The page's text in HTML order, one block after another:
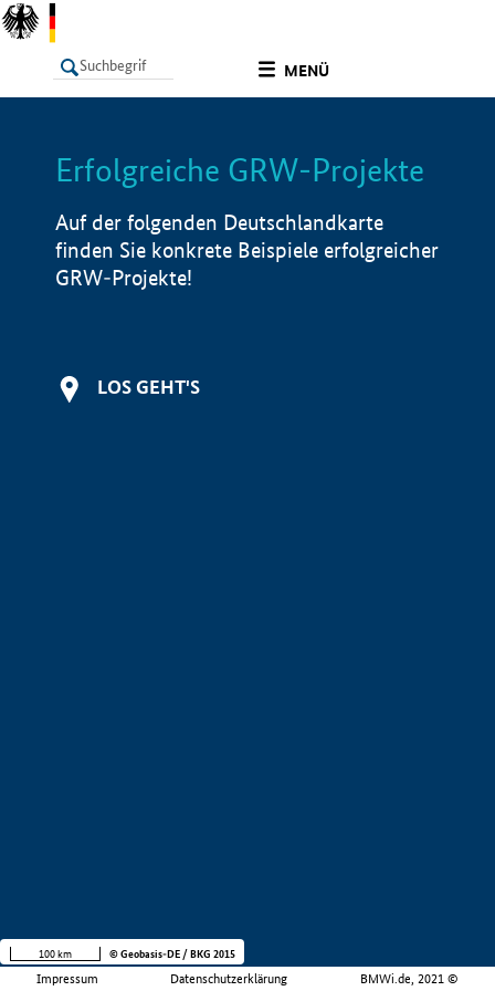
MENÜ
LISTE Info
Erfolgreiche GRW-Projekte
Auf der folgenden Deutschlandkarte
finden Sie konkrete Beispiele erfolgreicher
GRW-Projekte!
LOS GEHT'S
Impressum Datenschutzerklärung BMWi.de, 2021 ©
100 km © Geobasis-DE / BKG 2015